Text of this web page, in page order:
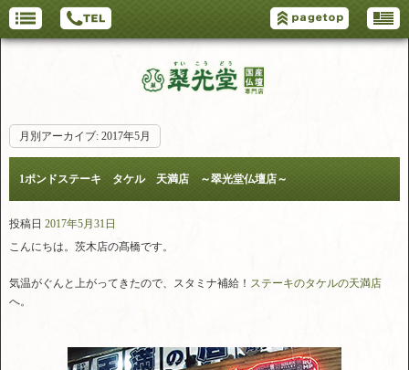
月別アーカイブ: 2017年5月
1ポンドステーキ タケル 天満店 ～翠光堂仏壇店～
投稿日 2017年5月31日
こんにちは。茨木店の髙橋です。
気温がぐんと上がってきたので、スタミナ補給！ ステーキのタケルの天満店
へ。